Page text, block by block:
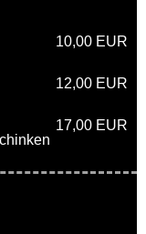
10,00 EUR
12,00 EUR
17,00 EUR